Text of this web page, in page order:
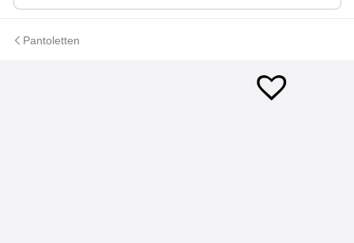
Pantoletten